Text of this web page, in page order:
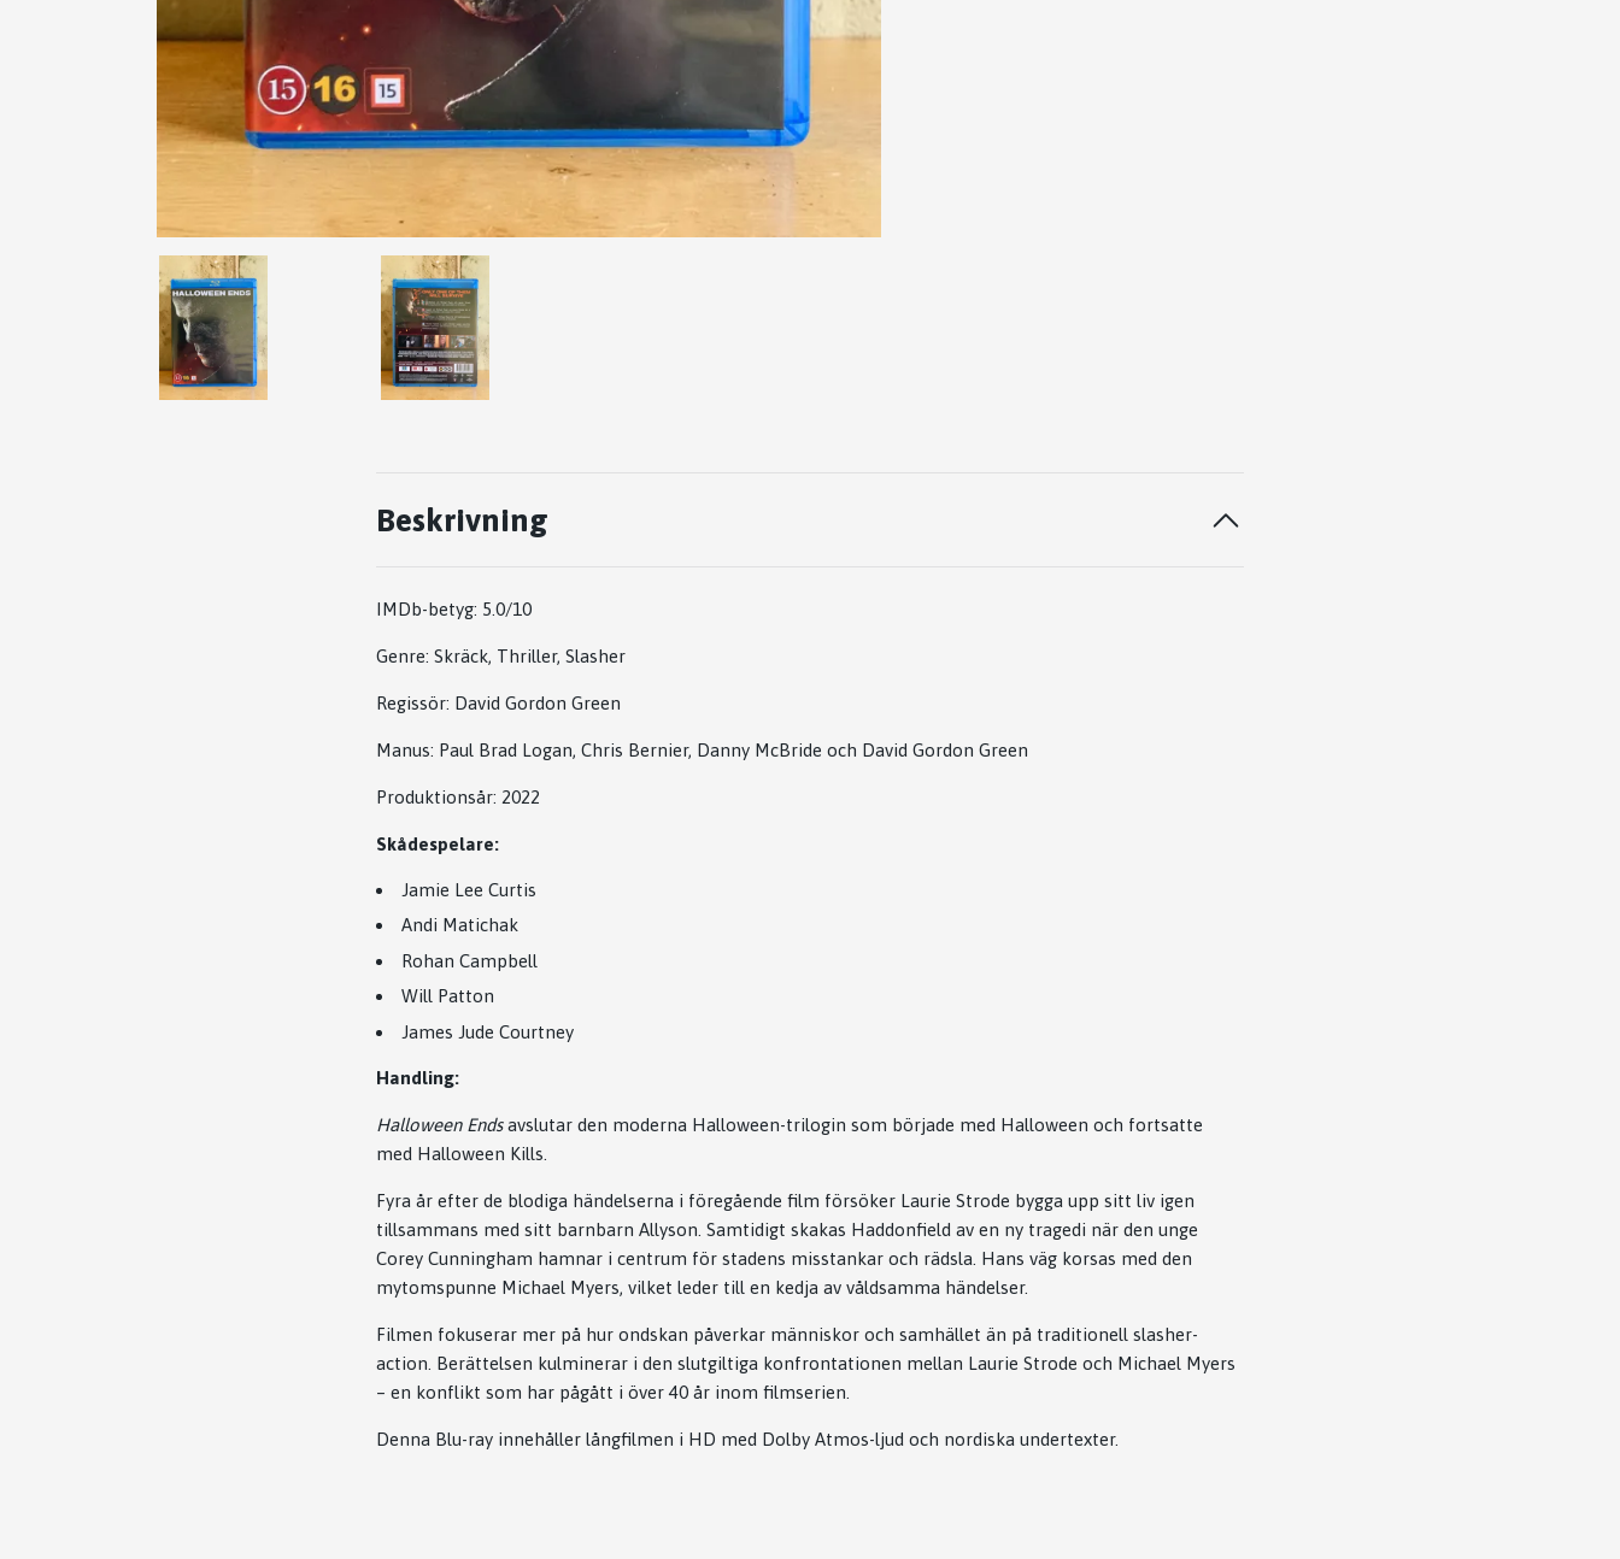
Beskrivning
IMDb-betyg: 5.0/10
Genre: Skräck, Thriller, Slasher
Regissör: David Gordon Green
Manus: Paul Brad Logan, Chris Bernier, Danny McBride och David Gordon Green
Produktionsår: 2022
Skådespelare:
Jamie Lee Curtis
Andi Matichak
Rohan Campbell
Will Patton
James Jude Courtney
Handling:
Halloween Endsavslutar den moderna Halloween-trilogin som började med Halloween och fortsatte
med Halloween Kills
Fyra år efter de blodiga händelserna i föregående film försöker Laurie Strode bygga upp sitt liv igen
tillsammans med sitt barnbarn Allyson. Samtidigt skakas Haddonfield av en ny tragedi när den unge
Corey Cunningham hamnar i centrum för stadens misstankar och rädsla. Hans väg korsas med den
mytomspunne Michael Myers, vilket leder till en kedja av våldsamma händelser.
Filmen fokuserar mer på hur ondskan påverkar människor och samhället än på traditionell slasher-
action. Berättelsen kulminerar i den slutgiltiga konfrontationen mellan Laurie Strode och Michael Myers
– en konflikt som har pågått i över 40 år inom filmserien.
Denna Blu-ray innehåller långfilmen i HD med Dolby Atmos-ljud och nordiska undertexter.